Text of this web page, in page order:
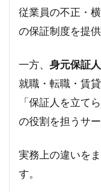
従業員の不正・
の保証制度を提
一方、 身元保証
就職・転職・賃
「保証人を立て
の役割を担うサー
実務上の違いを
す。